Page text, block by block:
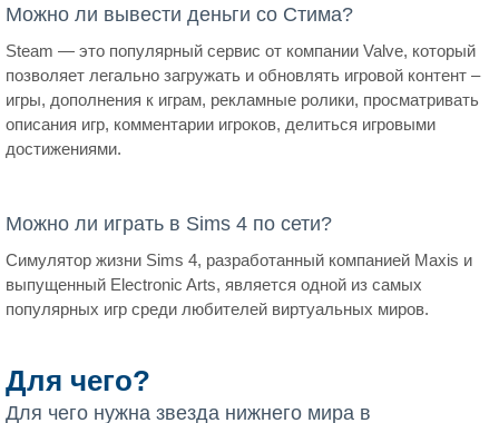
Можно ли вывести деньги со Стима?
Steam — это популярный сервис от компании Valve, который
позволяет легально загружать и обновлять игровой контент –
игры, дополнения к играм, рекламные ролики, просматривать
описания игр, комментарии игроков, делиться игровыми
достижениями.
Можно ли играть в Sims 4 по сети?
Симулятор жизни Sims 4, разработанный компанией Maxis и
выпущенный Electronic Arts, является одной из самых
популярных игр среди любителей виртуальных миров.
Для чего?
Для чего нужна звезда нижнего мира в